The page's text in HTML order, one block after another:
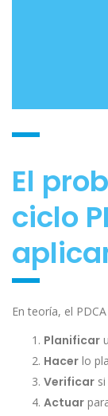
El
ciclo
En teoría, el
Planificar
Hacer lo
Verificar
Actuar